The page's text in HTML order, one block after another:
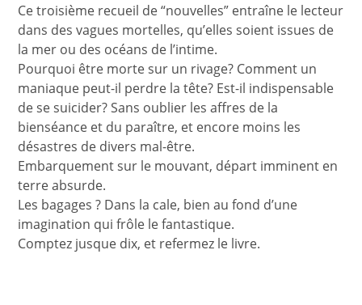
Ce troisième recueil de “nouvelles” entraîne le lecteur
dans des vagues mortelles, qu’elles soient issues de
la mer ou des océans de l’intime.
Pourquoi être morte sur un rivage? Comment un
maniaque peut-il perdre la tête? Est-il indispensable
de se suicider? Sans oublier les affres de la
bienséance et du paraître, et encore moins les
désastres de divers mal-être.
Embarquement sur le mouvant, départ imminent en
terre absurde.
Les bagages ? Dans la cale, bien au fond d’une
imagination qui frôle le fantastique.
Comptez jusque dix, et refermez le livre.